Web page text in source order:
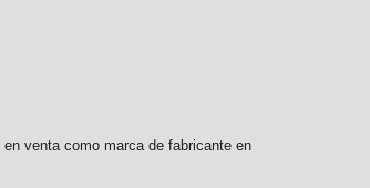
venta como marca de fabricante en